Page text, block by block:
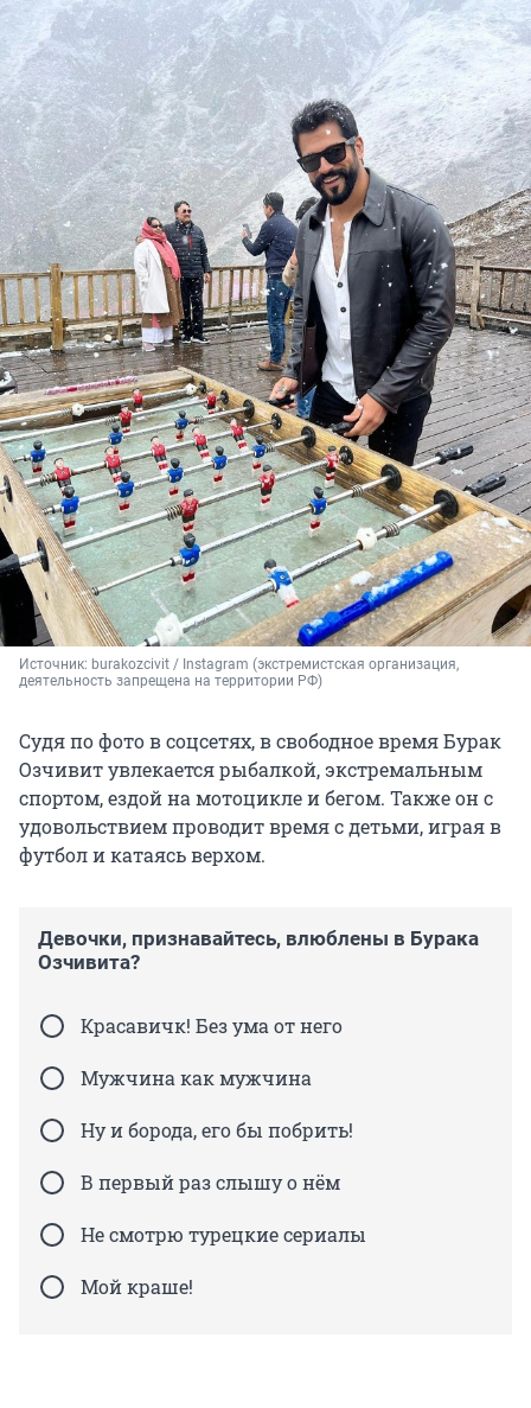
Источник: burakozcivit / Instagram (экстремистская организация,
деятельность запрещена на территории РФ)
Судя по фото в соцсетях, в свободное время Бурак
Озчивит увлекается рыбалкой, экстремальным
спортом, ездой на мотоцикле и бегом. Также он с
удовольствием проводит время с детьми, играя в
футбол и катаясь верхом.
Девочки, признавайтесь, влюблены в Бурака
Озчивита?
Красавичк! Без ума от него
Мужчина как мужчина
Ну и борода, его бы побрить!
В первый раз слышу о нём
Не смотрю турецкие сериалы
Мой краше!